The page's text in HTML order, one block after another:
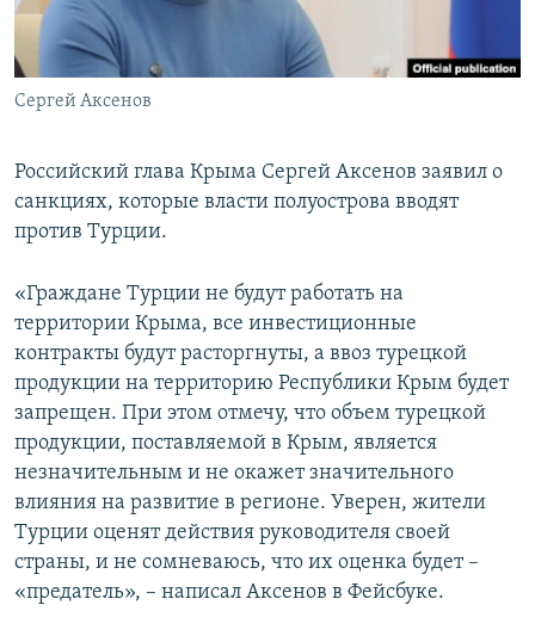
ПОБЕДИТЕЛЕЙ НЕ СУДЯТ?
КРЫМ.НЕПОКОРЕННЫЙ
ELIFBE
ПРИСОЕДИНЯЙТЕСЬ!
Все сайты RFE/RL
Сергей Аксенов
Российский глава Крыма Сергей Аксенов заявил о
санкциях, которые власти полуострова вводят
против Турции.
«Граждане Турции не будут работать на
территории Крыма, все инвестиционные
контракты будут расторгнуты, а ввоз турецкой
продукции на территорию Республики Крым будет
запрещен. При этом отмечу, что объем турецкой
продукции, поставляемой в Крым, является
незначительным и не окажет значительного
влияния на развитие в регионе. Уверен, жители
Турции оценят действия руководителя своей
страны, и не сомневаюсь, что их оценка будет –
«предатель», – написал Аксенов в Фейсбуке.